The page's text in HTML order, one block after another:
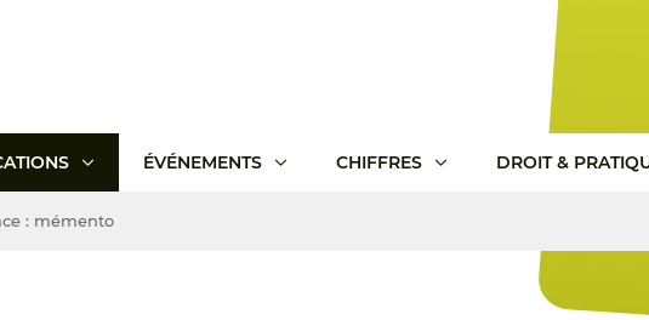
ÉVÉNEMENTS CHIFFRES DROIT &
: mémento